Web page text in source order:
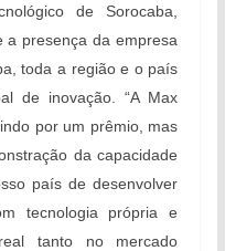
de Sorocaba,
a presença da empresa
toda a região e o país
de inovação. “A Max
por um prêmio, mas
da capacidade
país de desenvolver
tecnologia própria e
tanto no mercado